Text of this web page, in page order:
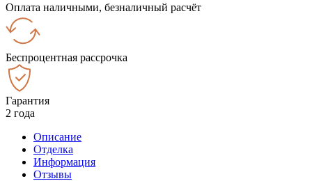
Оплата наличными, безналичный расчёт
Беспроцентная рассрочка
Гарантия
2 года
Описание
Отделка
Информация
Отзывы